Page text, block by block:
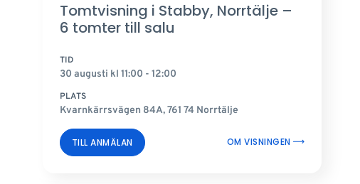
Tomtvisning i Stabby, Norrtälje –
6 tomter till salu
TID
30 augusti kl 11:00 - 12:00
PLATS
Kvarnkärrsvägen 84A, 761 74 Norrtälje
TILL ANMÄLAN OM VISNINGEN